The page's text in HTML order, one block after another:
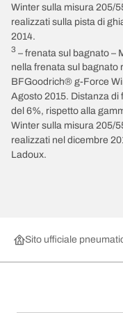
Winter sulla misura 205/
realizzati sulla pista di
2014.
3 – frenata sul bagnato –
nella frenata sul bagnato
BFGoodrich® g-Force
Agosto 2015. Distanza di
del 6%, rispetto alla
Winter sulla misura 205/
realizzati nel dicembre
Ladoux.
Sito ufficiale